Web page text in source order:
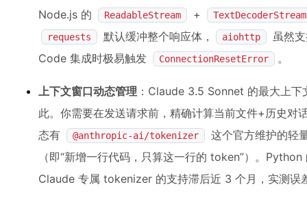
Node.js 的
ReadableStream +
TextDecoderStream
requests
默认缓冲整个响应体， aiohttp
虽然
Code 集成时极易触发
ConnectionResetError 。
上下文窗口动态管理 ：Claude 3.5 Sonnet 的最大上
此。你需要在发送请求前，精确计算当前文件+历史
态有
@anthropic-ai/tokenizer
这个官方维护的轻
（即“新增一行代码，只算这一行的 token”）。
Claude 专属 tokenizer 的支持滞后近 3 个月，实测误